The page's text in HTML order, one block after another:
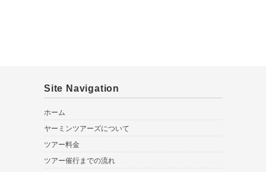
Site Navigation
ホーム
ヤーミンツアーズについて
ツアー料金
ツアー催行までの流れ